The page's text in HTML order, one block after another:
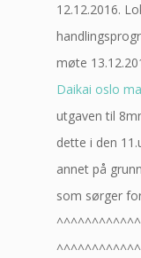
12.12.2016.
møte
Daikai oslo
utgaven til
dette i den
annet på
som sørger
^^^^^^^^^^^^
^^^^^^^^^^^^